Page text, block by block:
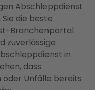
Abschleppdienst
die beste
Branchenportal
zuverlässige
in
dass
Unfälle bereits